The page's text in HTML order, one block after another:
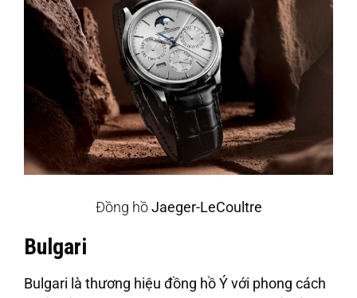
Đồng hồJaeger-LeCoultre
Bulgari
Bulgari là thương hiệu đồng hồ Ý với phong cách